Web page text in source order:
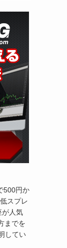
500円か
スプレ
が人気
までを
してい